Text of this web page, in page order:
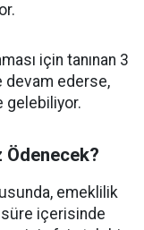
için tanınan 3
devam ederse,
gelebiliyor.
Ödenecek?
emeklilik
süre içerisinde